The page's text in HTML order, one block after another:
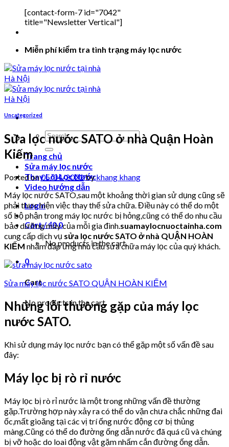
[contact-form-7 id="7042"
title="Newsletter Vertical"]
Miễn phí kiểm tra tình trạng máy lọc nước
Search
for:
Trang chủ
Sửa máy lọc nước
Thay Lõi Lọc Nước
Video hướng dẫn
Login
Cart /₫00
No products in the cart.
0
Cart
No products in the cart.
Uncategorized
Sửa lọc nước SATO ở nhà Quận Hoàn
Kiếm
Posted on05/04/2022bykhang khang
Máy lọc nước SATO,sau một khoảng thời gian sử dụng cũng sẽ
phải thực hiện việc thay thế sửa chữa. Điều này có thể do một
số bộ phận trong máy lọc nước bị hỏng,cũng có thể do nhu cầu
bảo dưỡng máy của mỗi gia đình.suamaylocnuoctainha.com
cung cấp dịch vụ sửa lọc nước SATO ở nhà QUẬN HOÀN
KIẾM nhằm đáp ứng nhu cầu sửa chữa máy lọc của quý khách.
Sửa máy lọc nước SATO QUẬN HOÀN KIẾM
Những lỗi thường gặp của máy lọc
nước SATO.
Khi sử dụng máy lọc nước bạn có thể gặp một số vấn đề sau
đây:
Máy lọc bị rò rỉ nước
Máy lọc bị rò rỉ nước là một trong những vấn đề thường
gặp.Trường hợp này xảy ra có thể do vặn chưa chắc những đai
ốc,mất gioăng tại các vị trí ống nước động cơ bị thủng
màng.Cũng có thể do đường ống dẫn nước đã quá cũ và chúng
bị vỡ hoặc do loai động vật gặm nhấm cắn đường ống dẫn.